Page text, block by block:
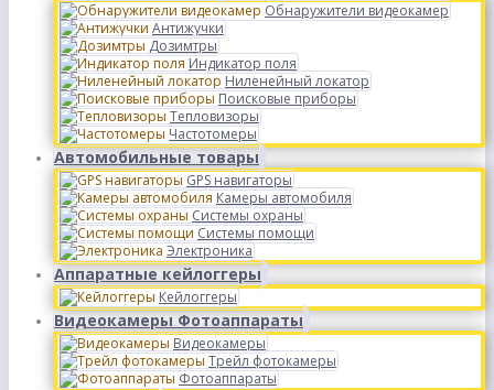
Обнаружители видеокамер
Антижучки
Дозимтры
Индикатор поля
Ниленейный локатор
Поисковые приборы
Тепловизоры
Частотомеры
Автомобильные товары
GPS навигаторы
Камеры автомобиля
Системы охраны
Системы помощи
Электроника
Аппаратные кейлоггеры
Кейлоггеры
Видеокамеры Фотоаппараты
Видеокамеры
Трейл фотокамеры
Фотоаппараты